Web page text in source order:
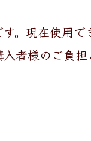
。現在使用で
者様のご負担